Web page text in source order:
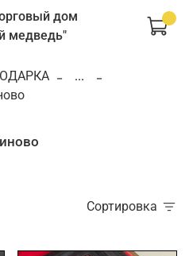
дом
медведь"
...
Сортировка